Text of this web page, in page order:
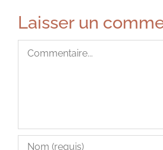
Laisser un